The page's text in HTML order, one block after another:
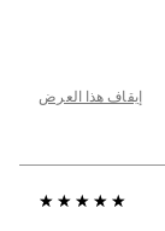
هذا العرض